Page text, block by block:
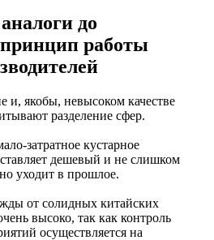
до
работы
и, якобы, невысоком качестве
разделение сфер.
затратное кустарное
дешевый и не слишком
уходит в прошлое.
от солидных китайских
высоко, так как контроль
осуществляется на